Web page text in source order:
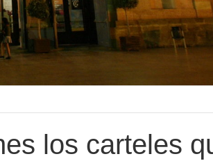
los carteles